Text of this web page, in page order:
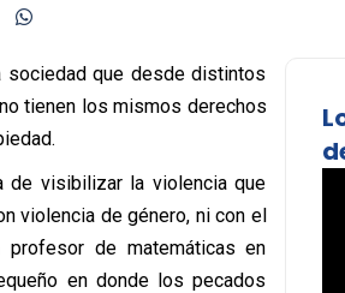
sociedad que desde distintos
tienen los mismos derechos
de visibilizar la violencia que
violencia de género, ni con el
de matemáticas en
en donde los pecados